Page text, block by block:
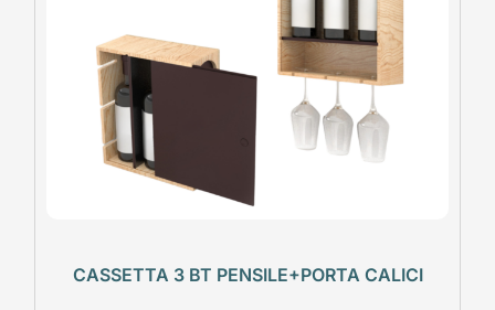
CASSETTA 3 BT PENSILE+PORTA CALICI